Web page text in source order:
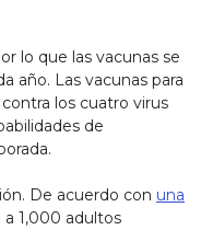
lo que las vacunas se
año. Las vacunas para
los cuatro virus
de
De acuerdo con una
a 1,000 adultos